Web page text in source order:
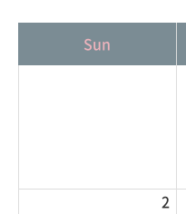
Sun
2